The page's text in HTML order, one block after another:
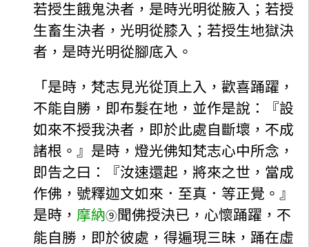
若授生餓鬼決者，是時光明從腋入；若授
生畜生決者，光明從膝入；若授生地獄決
者，是時光明從腳底入。
「是時，梵志見光從頂上入，歡喜踊躍，
不能自勝，即布髮在地，並作是說：『設
如來不授我決者，即於此處自斷壞，不成
諸根。』是時，燈光佛知梵志心中所念，
即告之曰：『汝速還起，將來之世，當成
作佛，號釋迦文如來．至真．等正覺。』
是時， 摩納⑨ 聞佛授決已，心懷踊躍，不
能自勝，即於彼處，得遍現三昧，踊在虛